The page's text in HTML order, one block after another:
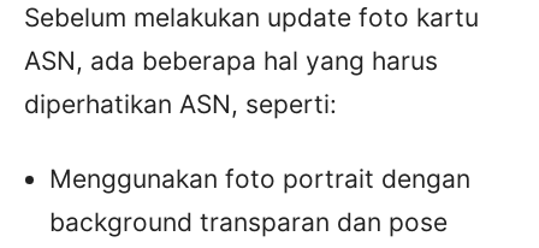
Sebelum melakukan update foto kartu
ASN, ada beberapa hal yang harus
diperhatikan ASN, seperti:
Menggunakan foto portrait dengan
background transparan dan pose